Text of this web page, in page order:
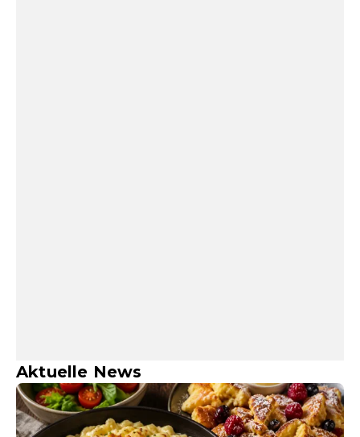
Aktuelle News